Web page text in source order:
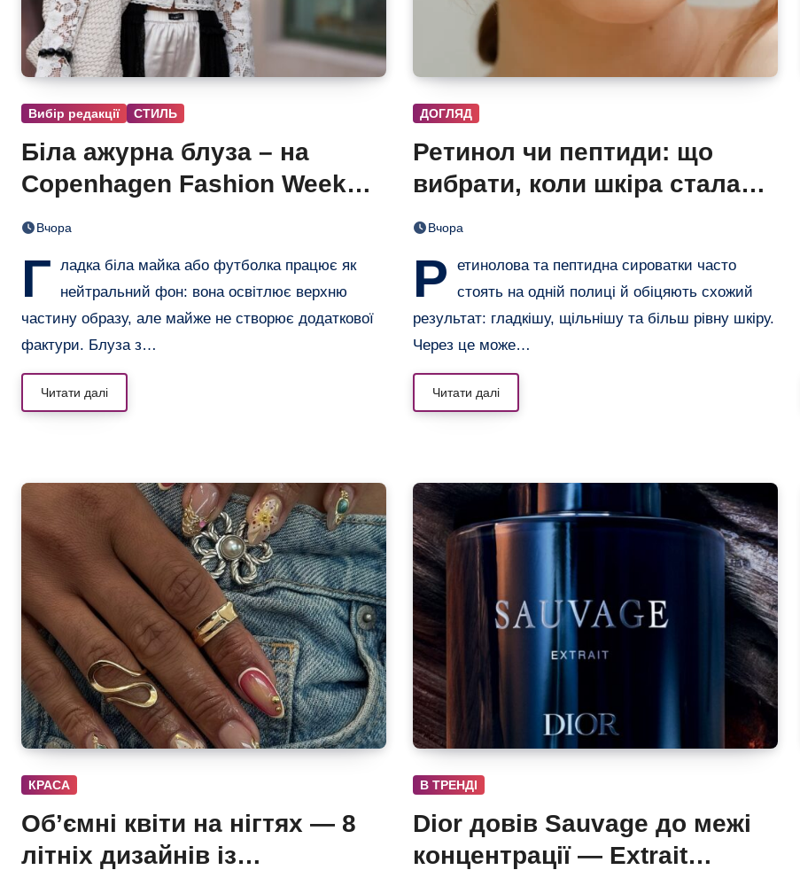
Вибір редакції СТИЛЬ
Біла ажурна блуза – на
Copenhagen Fashion Week
показали тренд цього літа
Вчора
Г ладка біла майка або футболка працює як
нейтральний фон: вона освітлює верхню
частину образу, але майже не створює додаткової
фактури. Блуза з…
Читати далі
ДОГЛЯД
Ретинол чи пептиди: що
вибрати, коли шкіра стала
нерівною і чутливою
Вчора
Р
етинолова та пептидна сироватки часто
стоять на одній полиці й обіцяють схожий
результат: гладкішу, щільнішу та більш рівну шкіру.
Через це може…
Читати далі
КРАСА
Об’ємні квіти на нігтях — 8
літніх дизайнів із
В ТРЕНДІ
Dior довів Sauvage до межі
концентрації — Extrait